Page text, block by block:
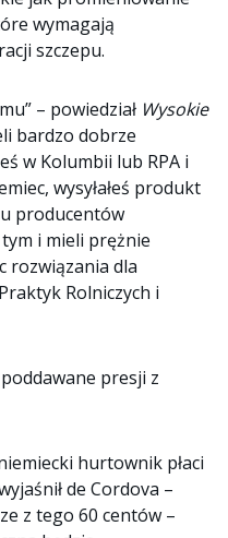
wymagają
szczepu.
– powiedział Wysokie
bardzo dobrze
w Kolumbii lub RPA i
wysyłałeś produkt
producentów
i mieli prężnie
rozwiązania dla
Rolniczych i
presji z
hurtownik płaci
de Cordova –
z tego 60 centów –